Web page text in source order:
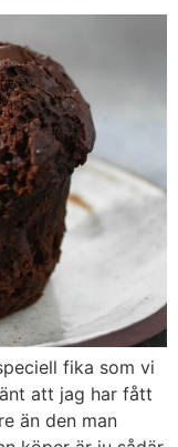
fika som vi
att jag har fått
än den man